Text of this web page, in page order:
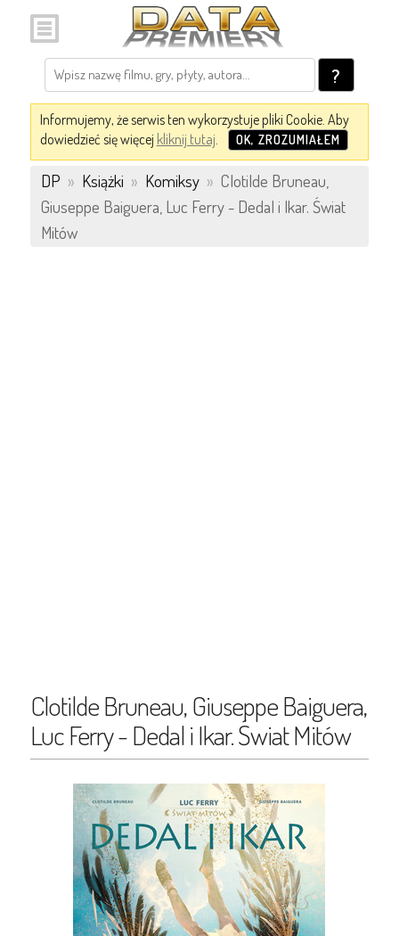
?
Informujemy, że serwis ten wykorzystuje pliki Cookie. Aby
dowiedzieć się więcej kliknij tutaj. OK, ZROZUMIAŁEM
DP » Książki » Komiksy » Clotilde Bruneau,
Giuseppe Baiguera, Luc Ferry - Dedal i Ikar. Świat
Mitów
Clotilde Bruneau, Giuseppe Baiguera,
Luc Ferry - Dedal i Ikar. Świat Mitów